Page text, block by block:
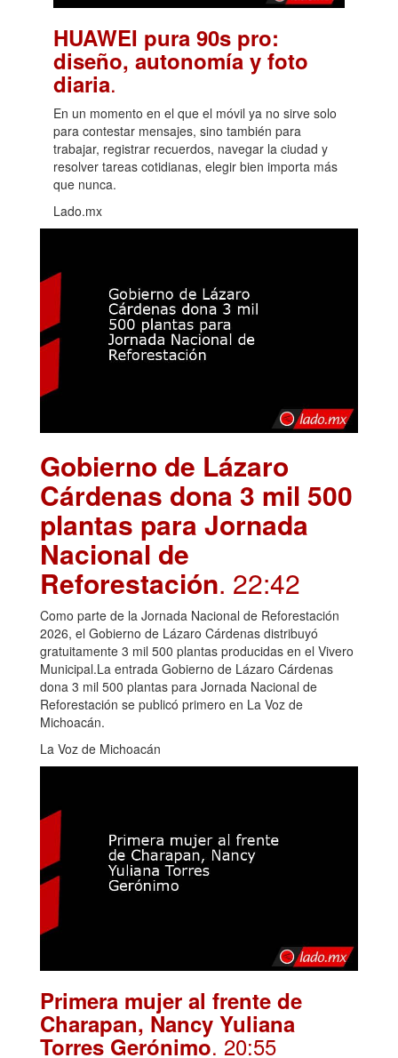
HUAWEI pura 90s pro:
diseño, autonomía y foto
diaria.
En un momento en el que el móvil ya no sirve solo
para contestar mensajes, sino también para
trabajar, registrar recuerdos, navegar la ciudad y
resolver tareas cotidianas, elegir bien importa más
que nunca.
Lado.mx
Gobierno de Lázaro
Cárdenas dona 3 mil 500
plantas para Jornada
Nacional de
Reforestación. 22:42
Como parte de la Jornada Nacional de Reforestación
2026, el Gobierno de Lázaro Cárdenas distribuyó
gratuitamente 3 mil 500 plantas producidas en el Vivero
Municipal.La entrada Gobierno de Lázaro Cárdenas
dona 3 mil 500 plantas para Jornada Nacional de
Reforestación se publicó primero en La Voz de
Michoacán.
La Voz de Michoacán
Primera mujer al frente de
Charapan, Nancy Yuliana
Torres Gerónimo. 20:55